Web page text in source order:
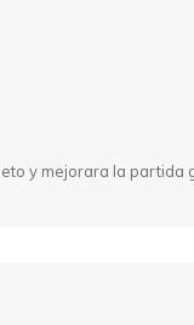
y mejorara la partida